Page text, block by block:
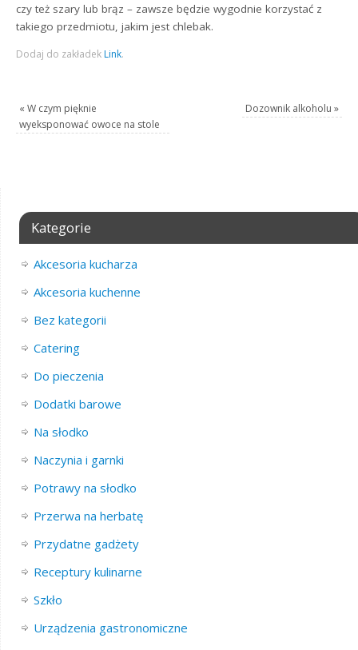
czy też szary lub brąz – zawsze będzie wygodnie korzystać z
takiego przedmiotu, jakim jest chlebak.
Dodaj do zakładek Link.
« W czym pięknie
wyeksponować owoce na stole
Dozownik alkoholu »
Kategorie
Akcesoria kucharza
Akcesoria kuchenne
Bez kategorii
Catering
Do pieczenia
Dodatki barowe
Na słodko
Naczynia i garnki
Potrawy na słodko
Przerwa na herbatę
Przydatne gadżety
Receptury kulinarne
Szkło
Urządzenia gastronomiczne